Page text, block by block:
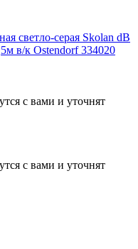
светло-серая Skolan dB
в/к Ostendorf 334020
с вами и уточнят
с вами и уточнят